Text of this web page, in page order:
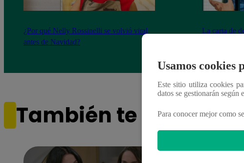
¿Por qué Nelly Rossinelli se volvió viral
antes de Navidad?
La carta de
También te puede
Usamos
Este sitio utiliza cookies
datos se gestionarán según
Para conocer mejor como